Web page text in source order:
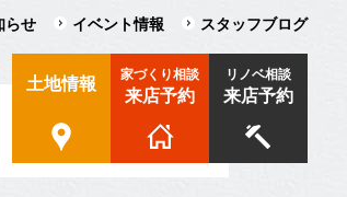
土地情報 家づくり相談
来店予約
リノベ相談
来店予約
らせ イベント情報 スタッフブログ